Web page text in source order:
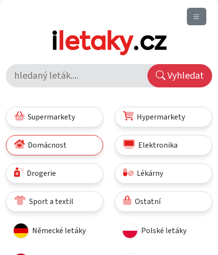
Vyhledat
Supermarkety Hypermarkety
Domácnost Elektronika
Drogerie Lékárny
Sport a textil Ostatní
Německé letáky Polské letáky